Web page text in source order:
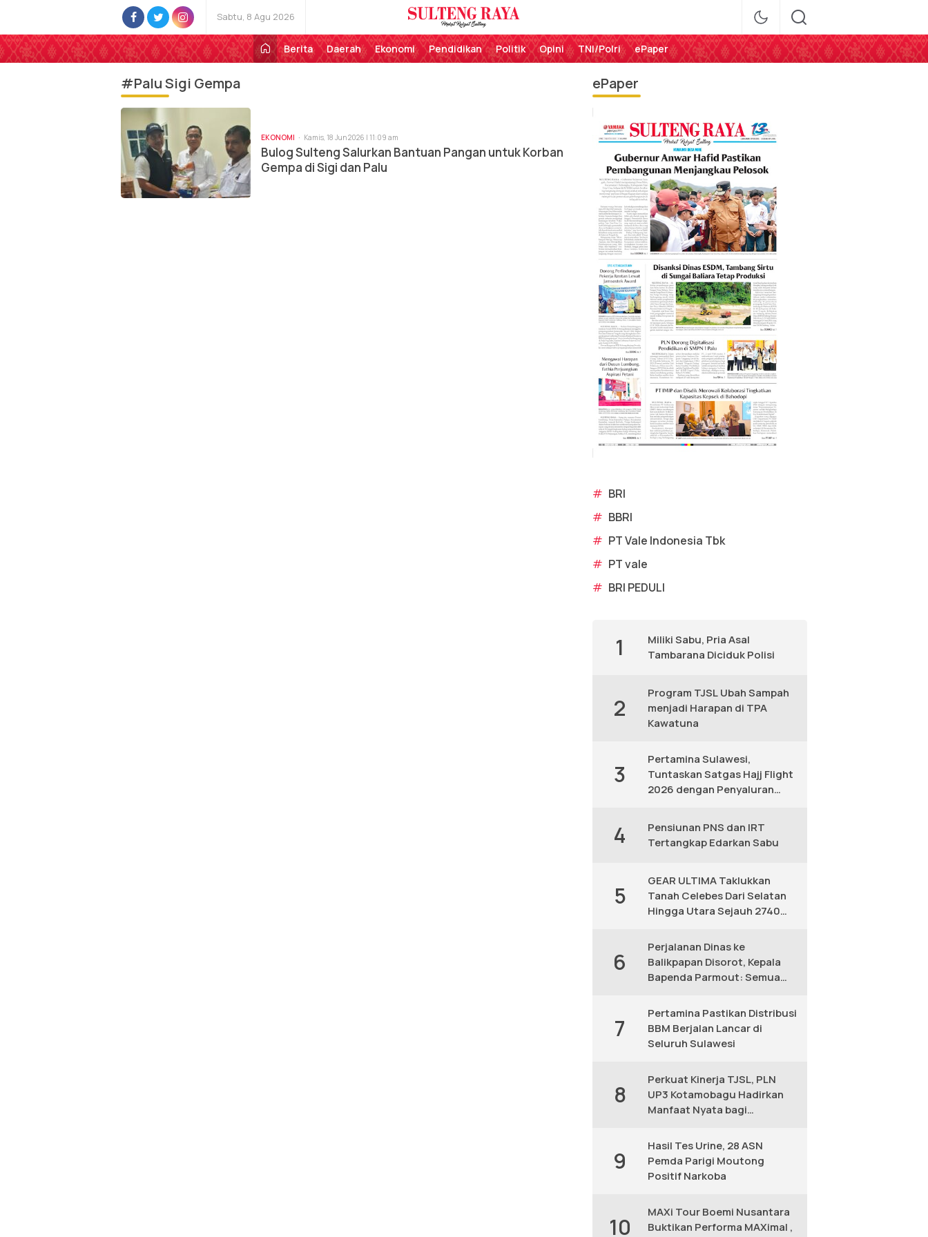
Sabtu, 8 Agu 2026
Sulteng Raya
Perekat Rakyat Sulteng
Berita
Daerah Ekonomi Pendidikan Politik Opini TNI/Polri ePaper
#Palu Sigi Gempa
EKONOMI Kamis, 18 Jun 2026 | 11:09 am
Bulog Sulteng Salurkan Bantuan Pangan untuk Korban
Gempa di Sigi dan Palu
ePaper
# BRI
# BBRI
# PT Vale Indonesia Tbk
# PT vale
# BRI PEDULI
1
Miliki Sabu, Pria Asal
Tambarana Diciduk Polisi
2
Program TJSL Ubah Sampah
menjadi Harapan di TPA
Kawatuna
3
Pertamina Sulawesi,
Tuntaskan Satgas Hajj Flight
2026 dengan Penyaluran
4
Pensiunan PNS dan IRT
Tertangkap Edarkan Sabu
5
GEAR ULTIMA Taklukkan
Tanah Celebes Dari Selatan
Hingga Utara Sejauh 2740
6
Perjalanan Dinas ke
Balikpapan Disorot, Kepala
Bapenda Parmout: Semua
7
Pertamina Pastikan Distribusi
BBM Berjalan Lancar di
Seluruh Sulawesi
8
Perkuat Kinerja TJSL, PLN
UP3 Kotamobagu Hadirkan
Manfaat Nyata bagi
9
Hasil Tes Urine, 28 ASN
Pemda Parigi Moutong
Positif Narkoba
10
MAXi Tour Boemi Nusantara
Buktikan Performa MAXimal ,